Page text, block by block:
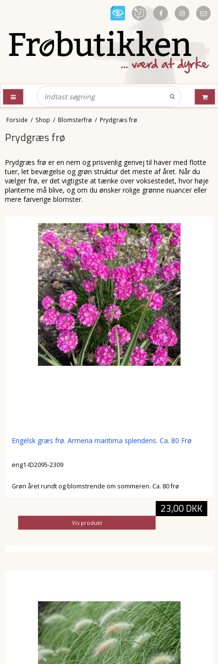
Forside / Shop / Blomsterfrø / Prydgræs frø
Prydgræs frø
Prydgræs frø er en nem og prisvenlig genvej til haver med flotte
tuer, let bevægelse og grøn struktur det meste af året. Når du
vælger frø, er det vigtigste at tænke over voksestedet, hvor høje
planterne må blive, og om du ønsker rolige grønne nuancer eller
mere farverige blomster.
Engelsk græs frø. Armeria maritima splendens. Ca. 80 Frø
eng1-ID2095-2309
Grøn året rundt og blomstrende om sommeren. Ca. 80 frø
23,00 DKK
Vis produkt